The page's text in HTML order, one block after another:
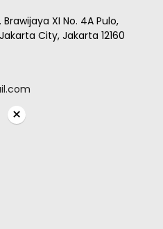
Brawijaya XI No. 4A Pulo,
City, Jakarta 12160
×